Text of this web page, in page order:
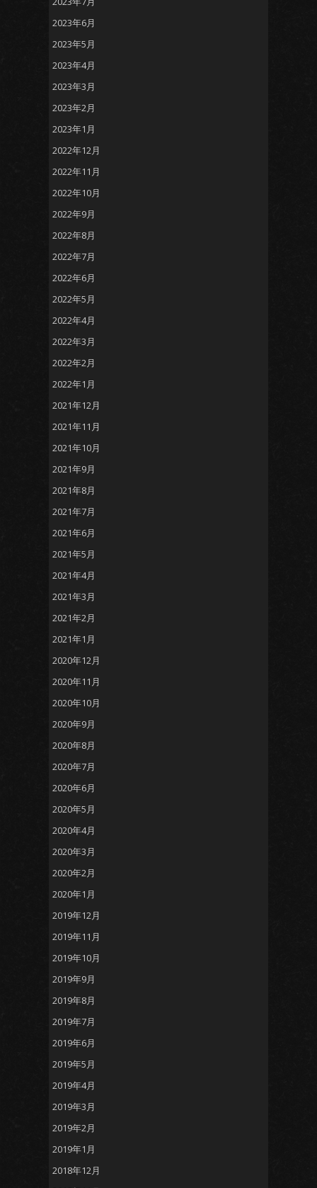
2023年6月
2023年5月
2023年4月
2023年3月
2023年2月
2023年1月
2022年12月
2022年11月
2022年10月
2022年9月
2022年8月
2022年7月
2022年6月
2022年5月
2022年4月
2022年3月
2022年2月
2022年1月
2021年12月
2021年11月
2021年10月
2021年9月
2021年8月
2021年7月
2021年6月
2021年5月
2021年4月
2021年3月
2021年2月
2021年1月
2020年12月
2020年11月
2020年10月
2020年9月
2020年8月
2020年7月
2020年6月
2020年5月
2020年4月
2020年3月
2020年2月
2020年1月
2019年12月
2019年11月
2019年10月
2019年9月
2019年8月
2019年7月
2019年6月
2019年5月
2019年4月
2019年3月
2019年2月
2019年1月
2018年12月